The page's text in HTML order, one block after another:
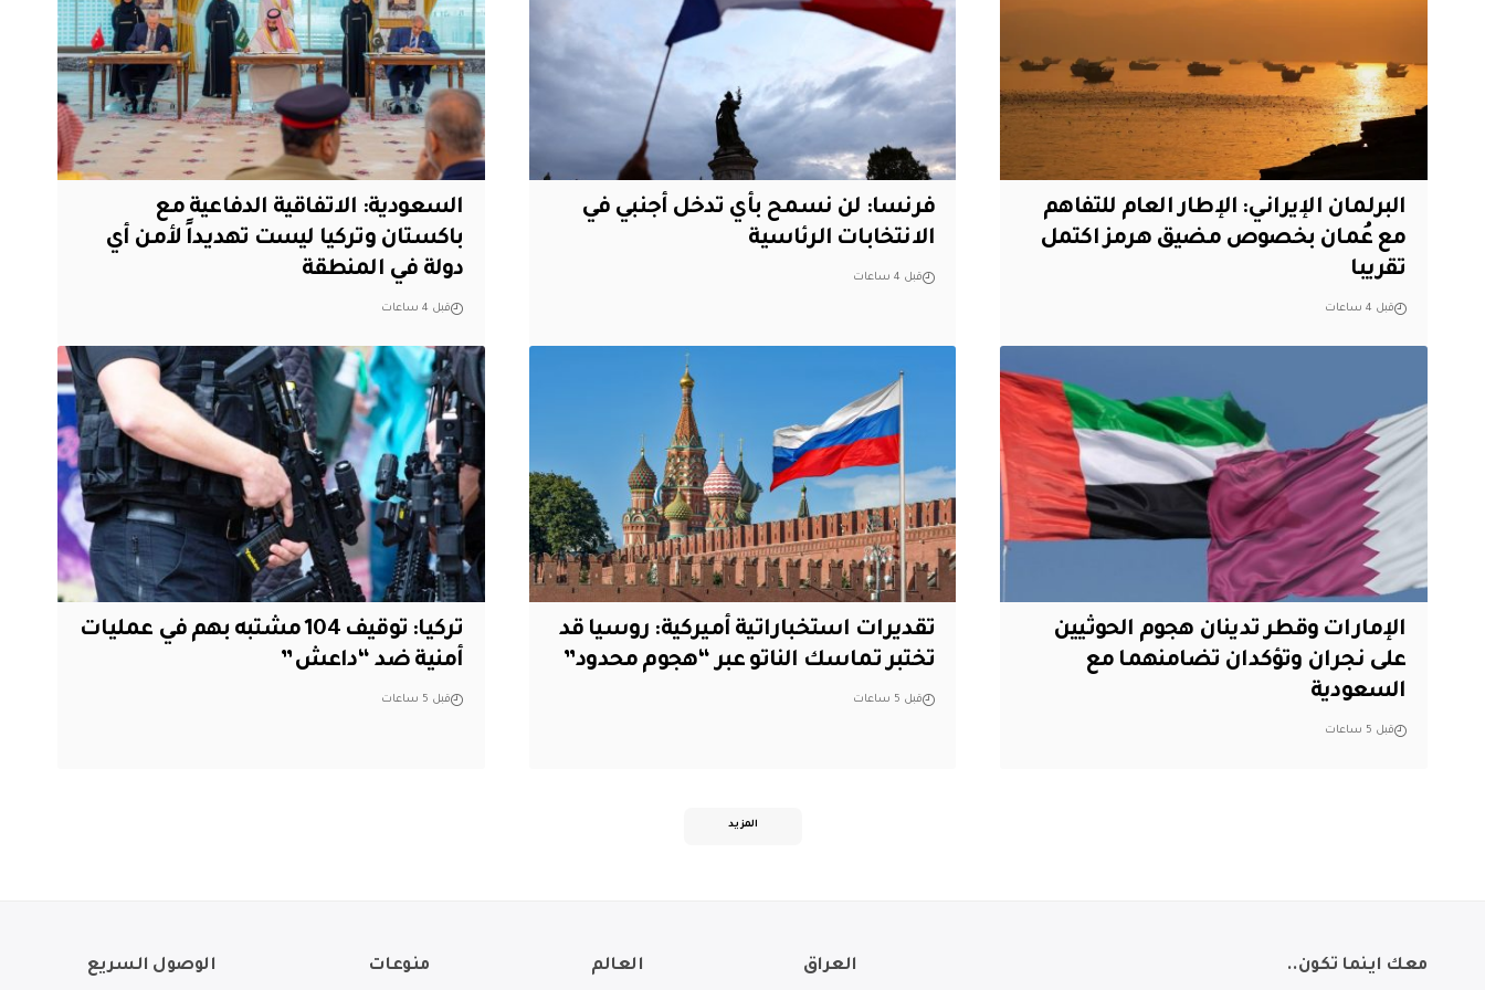
البرلمان الإيراني: الإطار العام للتفاهم
مع عُمان بخصوص مضيق هرمز اكتمل
تقريبا
قبل 4 ساعات
فرنسا: لن نسمح بأي تدخل أجنبي في
الانتخابات الرئاسية
قبل 4 ساعات
السعودية: الاتفاقية الدفاعية مع
باكستان وتركيا ليست تهديداً لأمن أي
دولة في المنطقة
قبل 4 ساعات
الإمارات وقطر تدينان هجوم الحوثيين
على نجران وتؤكدان تضامنهما مع
السعودية
قبل 5 ساعات
تقديرات استخباراتية أميركية: روسيا قد
تختبر تماسك الناتو عبر “هجوم محدود”
قبل 5 ساعات
تركيا: توقيف 104 مشتبه بهم في عمليات
أمنية ضد “داعش”
قبل 5 ساعات
المزيد
معك اينما تكون.. العراق العالم منوعات الوصول السريع